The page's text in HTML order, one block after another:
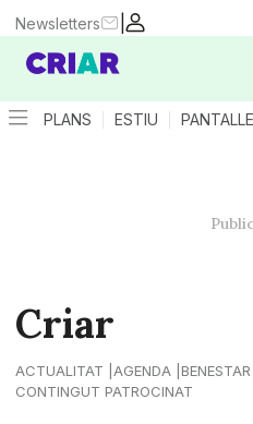
|
Newsletters
PLANS ESTIU
Criar
ACTUALITAT AGENDA BENESTAR
CONTINGUT PATROCINAT